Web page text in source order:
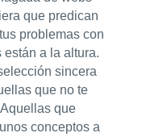
que predican
problemas con
a la altura.
sincera
que no te
que
conceptos a